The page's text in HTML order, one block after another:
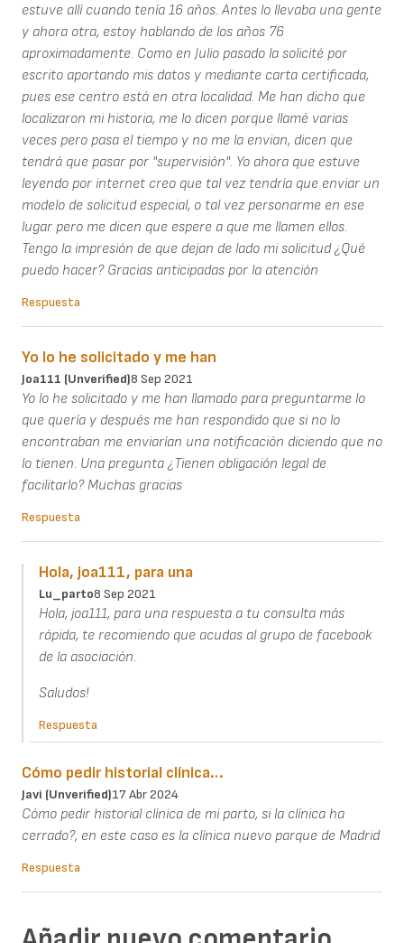
estuve allí cuando tenía 16 años. Antes lo llevaba una gente
y ahora otra, estoy hablando de los años 76
aproximadamente. Como en Julio pasado la solicité por
escrito aportando mis datos y mediante carta certificada,
pues ese centro está en otra localidad. Me han dicho que
localizaron mi historia, me lo dicen porque llamé varias
veces pero pasa el tiempo y no me la envian, dicen que
tendrá que pasar por "supervisión". Yo ahora que estuve
leyendo por internet creo que tal vez tendría que enviar un
modelo de solicitud especial, o tal vez personarme en ese
lugar pero me dicen que espere a que me llamen ellos.
Tengo la impresión de que dejan de lado mi solicitud ¿Qué
puedo hacer? Gracias anticipadas por la atención
Respuesta
Yo lo he solicitado y me han
Joa111 (unverified)8 Sep 2021
Yo lo he solicitado y me han llamado para preguntarme lo
que quería y después me han respondido que si no lo
encontraban me enviarían una notificación diciendo que no
lo tienen. Una pregunta ¿Tienen obligación legal de
facilitarlo? Muchas gracias
Respuesta
Hola, joa111, para una
Lu_parto8 Sep 2021
Hola, joa111, para una respuesta a tu consulta más
rápida, te recomiendo que acudas al grupo de facebook
de la asociación.
Saludos!
Respuesta
Cómo pedir historial clínica…
Javi (unverified)17 Abr 2024
Cómo pedir historial clínica de mi parto, si la clínica ha
cerrado?, en este caso es la clínica nuevo parque de Madrid
Respuesta